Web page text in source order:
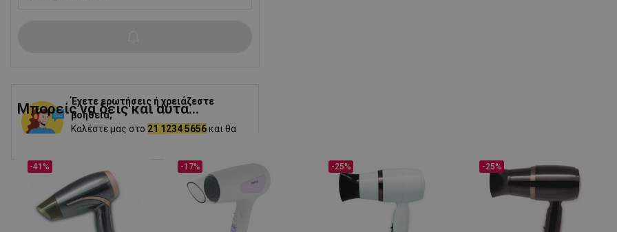
Έχετε ερωτήσεις ή χρειάζεστε
βοήθεια;
Καλέστε μας στο 21 1234 5656και θα
Μπορείς να δεις και αυτα...
-41% -17% -25% -25%